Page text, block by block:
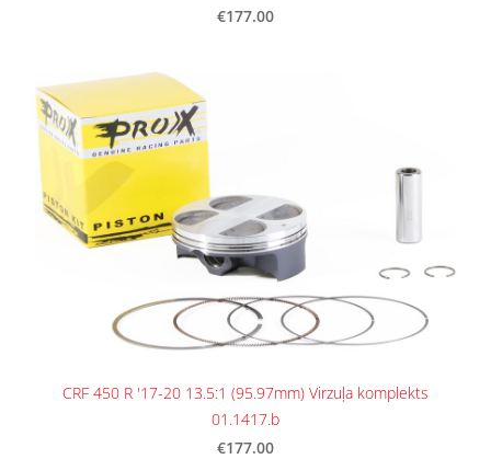
€177.00
CRF 450 R '17-20 13.5:1 (95.97mm) Virzuļa komplekts
01.1417.b
€177.00